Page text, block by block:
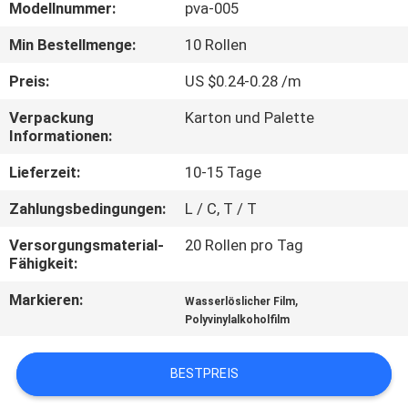
NEUIGKEITEN
EIN
ANGEBOT
SITEMAP
PRIVACY
POLICY
Modellnummer:
pva-005
Min Bestellmenge:
10 Rollen
Preis:
US $0.24-0.28 /m
Verpackung
Informationen:
Karton und Palette
Lieferzeit:
10-15 Tage
Zahlungsbedingungen:
L / C, T / T
Versorgungsmaterial-
Fähigkeit:
20 Rollen pro Tag
Markieren: Wasserlöslicher Film,
Polyvinylalkoholfilm
BESTPREIS